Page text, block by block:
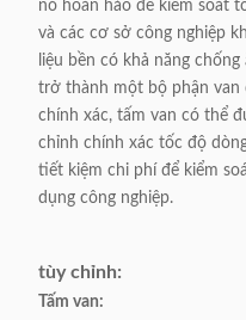
nó hoàn hảo để kiểm soát
và các cơ sở công nghiệp
liệu bền có khả năng
trở thành một bộ phận van
chính xác, tấm van có thể
chỉnh chính xác tốc độ
tiết kiệm chi phí để kiểm
dụng công nghiệp.
tùy chỉnh:
Tấm van: